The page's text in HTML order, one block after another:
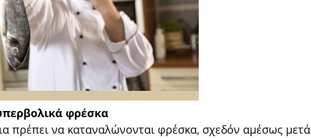
φρέσκα
πρέπει να καταναλώνονται φρέσκα, σχεδόν αμέσως μετά